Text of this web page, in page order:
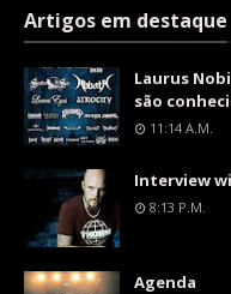
Artigos em destaque
Laurus
são
11:14 A.m.
Interview
8:13 P.m.
Agenda